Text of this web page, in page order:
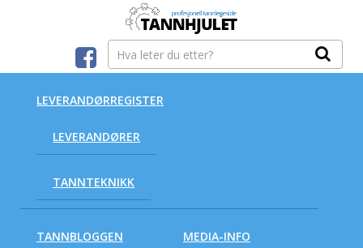
LEVERANDØRREGISTER
LEVERANDØRER
TANNTEKNIKK
TANNBLOGGEN MEDIA-INFO